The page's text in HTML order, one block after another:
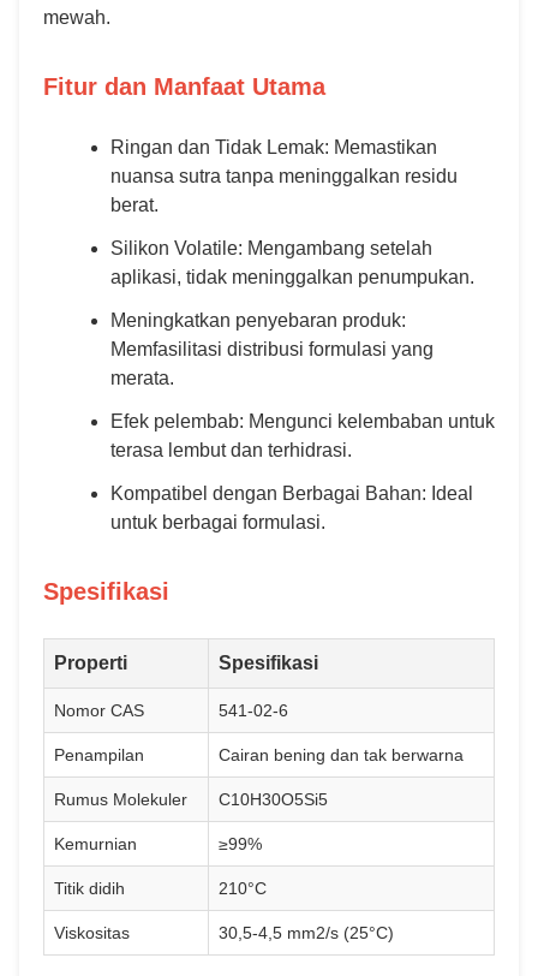
mewah.
Fitur dan Manfaat Utama
Ringan dan Tidak Lemak: Memastikan
nuansa sutra tanpa meninggalkan residu
berat.
Silikon Volatile: Mengambang setelah
aplikasi, tidak meninggalkan penumpukan.
Meningkatkan penyebaran produk:
Memfasilitasi distribusi formulasi yang
merata.
Efek pelembab: Mengunci kelembaban untuk
terasa lembut dan terhidrasi.
Kompatibel dengan Berbagai Bahan: Ideal
untuk berbagai formulasi.
Spesifikasi
Properti Spesifikasi
Nomor CAS 541-02-6
Penampilan Cairan bening dan tak berwarna
Rumus Molekuler C10H30O5Si5
Kemurnian ≥99%
Titik didih 210°C
Viskositas 30,5-4,5 mm2/s (25°C)